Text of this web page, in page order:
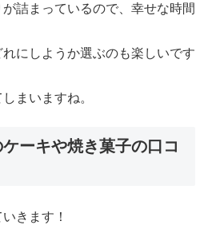
詰まっているので、幸せな時間
にしようか選ぶのも楽しいです
まいますね。
ーキや焼き菓子の口コ
きます！